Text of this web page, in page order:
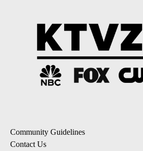
Community Guidelines
Contact Us